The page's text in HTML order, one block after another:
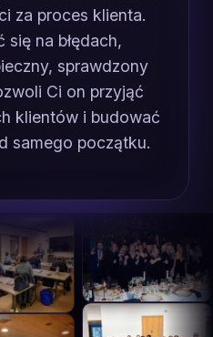
za proces klienta.
się na błędach,
sprawdzony
Ci on przyjąć
klientów i budować
samego początku.